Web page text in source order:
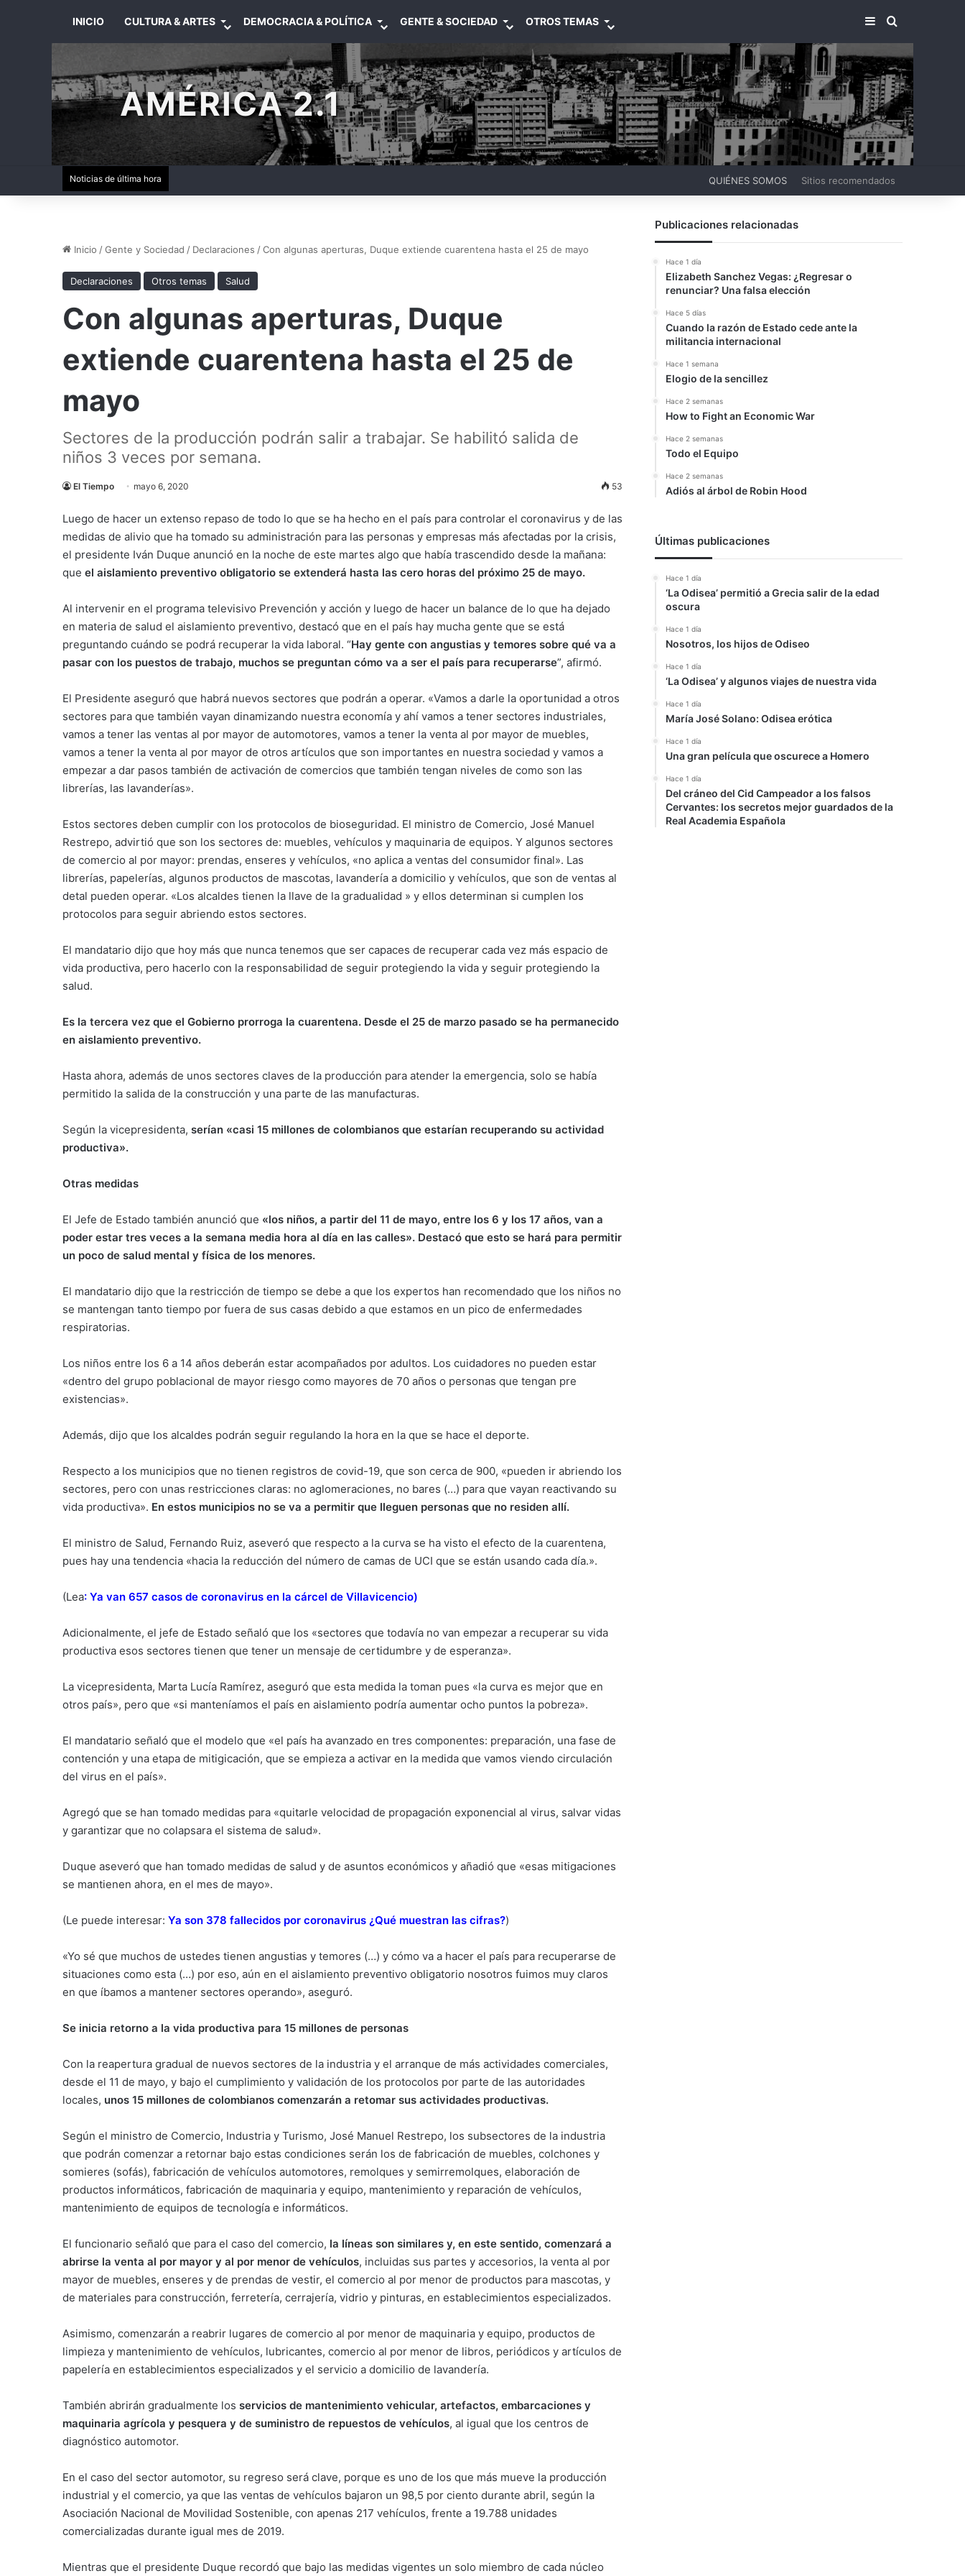
INICIO CULTURA & ARTES DEMOCRACIA & POLÍTICA GENTE & SOCIEDAD OTROS TEMAS BARRA LATERAL
BUSCAR
AMÉRICA 2.1
Noticias de última hora QUIÉNES SOMOS Sitios recomendados
Inicio /Gente y Sociedad / Declaraciones /Con algunas aperturas, Duque extiende cuarentena hasta el 25 de mayo
Declaraciones Otros temas Salud
Con algunas aperturas, Duque
extiende cuarentena hasta el 25 de
mayo
Sectores de la producción podrán salir a trabajar. Se habilitó salida de
niños 3 veces por semana.
El Tiempo mayo 6, 2020 53
Luego de hacer un extenso repaso de todo lo que se ha hecho en el país para controlar el coronavirus y de las
medidas de alivio que ha tomado su administración para las personas y empresas más afectadas por la crisis,
el presidente Iván Duque anunció en la noche de este martes algo que había trascendido desde la mañana:
que el aislamiento preventivo obligatorio se extenderá hasta las cero horas del próximo 25 de mayo.
Al intervenir en el programa televisivo Prevención y acción y luego de hacer un balance de lo que ha dejado
en materia de salud el aislamiento preventivo, destacó que en el país hay mucha gente que se está
preguntando cuándo se podrá recuperar la vida laboral. “Hay gente con angustias y temores sobre qué va a
pasar con los puestos de trabajo, muchos se preguntan cómo va a ser el país para recuperarse”, afirmó.
El Presidente aseguró que habrá nuevos sectores que podrán a operar. «Vamos a darle la oportunidad a otros
sectores para que también vayan dinamizando nuestra economía y ahí vamos a tener sectores industriales,
vamos a tener las ventas al por mayor de automotores, vamos a tener la venta al por mayor de muebles,
vamos a tener la venta al por mayor de otros artículos que son importantes en nuestra sociedad y vamos a
empezar a dar pasos también de activación de comercios que también tengan niveles de como son las
librerías, las lavanderías».
Estos sectores deben cumplir con los protocolos de bioseguridad. El ministro de Comercio, José Manuel
Restrepo, advirtió que son los sectores de: muebles, vehículos y maquinaria de equipos. Y algunos sectores
de comercio al por mayor: prendas, enseres y vehículos, «no aplica a ventas del consumidor final». Las
librerías, papelerías, algunos productos de mascotas, lavandería a domicilio y vehículos, que son de ventas al
detal pueden operar. «Los alcaldes tienen la llave de la gradualidad » y ellos determinan si cumplen los
protocolos para seguir abriendo estos sectores.
El mandatario dijo que hoy más que nunca tenemos que ser capaces de recuperar cada vez más espacio de
vida productiva, pero hacerlo con la responsabilidad de seguir protegiendo la vida y seguir protegiendo la
salud.
Es la tercera vez que el Gobierno prorroga la cuarentena. Desde el 25 de marzo pasado se ha permanecido
en aislamiento preventivo.
Hasta ahora, además de unos sectores claves de la producción para atender la emergencia, solo se había
permitido la salida de la construcción y una parte de las manufacturas.
Según la vicepresidenta, serían «casi 15 millones de colombianos que estarían recuperando su actividad
productiva».
Otras medidas
El Jefe de Estado también anunció que «los niños, a partir del 11 de mayo, entre los 6 y los 17 años, van a
poder estar tres veces a la semana media hora al día en las calles». Destacó que esto se hará para permitir
un poco de salud mental y física de los menores.
El mandatario dijo que la restricción de tiempo se debe a que los expertos han recomendado que los niños no
se mantengan tanto tiempo por fuera de sus casas debido a que estamos en un pico de enfermedades
respiratorias.
Los niños entre los 6 a 14 años deberán estar acompañados por adultos. Los cuidadores no pueden estar
«dentro del grupo poblacional de mayor riesgo como mayores de 70 años o personas que tengan pre
existencias».
Además, dijo que los alcaldes podrán seguir regulando la hora en la que se hace el deporte.
Respecto a los municipios que no tienen registros de covid-19, que son cerca de 900, «pueden ir abriendo los
sectores, pero con unas restricciones claras: no aglomeraciones, no bares (…) para que vayan reactivando su
vida productiva». En estos municipios no se va a permitir que lleguen personas que no residen allí.
El ministro de Salud, Fernando Ruiz, aseveró que respecto a la curva se ha visto el efecto de la cuarentena,
pues hay una tendencia «hacia la reducción del número de camas de UCI que se están usando cada día.».
(Lea: Ya van 657 casos de coronavirus en la cárcel de Villavicencio)
Adicionalmente, el jefe de Estado señaló que los «sectores que todavía no van empezar a recuperar su vida
productiva esos sectores tienen que tener un mensaje de certidumbre y de esperanza».
La vicepresidenta, Marta Lucía Ramírez, aseguró que esta medida la toman pues «la curva es mejor que en
otros país», pero que «si manteníamos el país en aislamiento podría aumentar ocho puntos la pobreza».
El mandatario señaló que el modelo que «el país ha avanzado en tres componentes: preparación, una fase de
contención y una etapa de mitigicación, que se empieza a activar en la medida que vamos viendo circulación
del virus en el país».
Agregó que se han tomado medidas para «quitarle velocidad de propagación exponencial al virus, salvar vidas
y garantizar que no colapsara el sistema de salud».
Duque aseveró que han tomado medidas de salud y de asuntos económicos y añadió que «esas mitigaciones
se mantienen ahora, en el mes de mayo».
(Le puede interesar: Ya son 378 fallecidos por coronavirus ¿Qué muestran las cifras?)
«Yo sé que muchos de ustedes tienen angustias y temores (…) y cómo va a hacer el país para recuperarse de
situaciones como esta (…) por eso, aún en el aislamiento preventivo obligatorio nosotros fuimos muy claros
en que íbamos a mantener sectores operando», aseguró.
Se inicia retorno a la vida productiva para 15 millones de personas
Con la reapertura gradual de nuevos sectores de la industria y el arranque de más actividades comerciales,
desde el 11 de mayo, y bajo el cumplimiento y validación de los protocolos por parte de las autoridades
locales, unos 15 millones de colombianos comenzarán a retomar sus actividades productivas.
Según el ministro de Comercio, Industria y Turismo, José Manuel Restrepo, los subsectores de la industria
que podrán comenzar a retornar bajo estas condiciones serán los de fabricación de muebles, colchones y
somieres (sofás), fabricación de vehículos automotores, remolques y semirremolques, elaboración de
productos informáticos, fabricación de maquinaria y equipo, mantenimiento y reparación de vehículos,
mantenimiento de equipos de tecnología e informáticos.
El funcionario señaló que para el caso del comercio, la líneas son similares y, en este sentido, comenzará a
abrirse la venta al por mayor y al por menor de vehículos, incluidas sus partes y accesorios, la venta al por
mayor de muebles, enseres y de prendas de vestir, el comercio al por menor de productos para mascotas, y
de materiales para construcción, ferretería, cerrajería, vidrio y pinturas, en establecimientos especializados.
Asimismo, comenzarán a reabrir lugares de comercio al por menor de maquinaria y equipo, productos de
limpieza y mantenimiento de vehículos, lubricantes, comercio al por menor de libros, periódicos y artículos de
papelería en establecimientos especializados y el servicio a domicilio de lavandería.
También abrirán gradualmente los servicios de mantenimiento vehicular, artefactos, embarcaciones y
maquinaria agrícola y pesquera y de suministro de repuestos de vehículos, al igual que los centros de
diagnóstico automotor.
En el caso del sector automotor, su regreso será clave, porque es uno de los que más mueve la producción
industrial y el comercio, ya que las ventas de vehículos bajaron un 98,5 por ciento durante abril, según la
Asociación Nacional de Movilidad Sostenible, con apenas 217 vehículos, frente a 19.788 unidades
comercializadas durante igual mes de 2019.
Mientras que el presidente Duque recordó que bajo las medidas vigentes un solo miembro de cada núcleo
Publicaciones relacionadas
Hace 1 día
Elizabeth Sanchez Vegas: ¿Regresar o
renunciar? Una falsa elección
Hace 5 días
Cuando la razón de Estado cede ante la
militancia internacional
Hace 1 semana
Elogio de la sencillez
Hace 2 semanas
How to Fight an Economic War
Hace 2 semanas
Todo el Equipo
Hace 2 semanas
Adiós al árbol de Robin Hood
Últimas publicaciones
Hace 1 día
‘La Odisea’ permitió a Grecia salir de la edad
oscura
Hace 1 día
Nosotros, los hijos de Odiseo
Hace 1 día
‘La Odisea’ y algunos viajes de nuestra vida
Hace 1 día
María José Solano: Odisea erótica
Hace 1 día
Una gran película que oscurece a Homero
Hace 1 día
Del cráneo del Cid Campeador a los falsos
Cervantes: los secretos mejor guardados de la
Real Academia Española